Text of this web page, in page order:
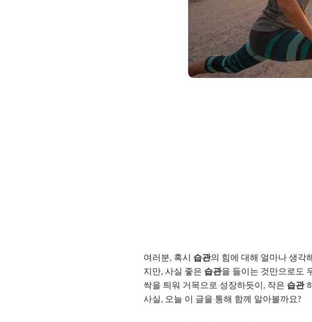
여러분, 혹시 습관의 힘에 대해 얼마나 생각
지만, 사실 좋은 습관을 들이는 것만으로도
싹을 틔워 거목으로 성장하듯이, 작은 습관
사실, 오늘 이 글을 통해 함께 알아볼까요?